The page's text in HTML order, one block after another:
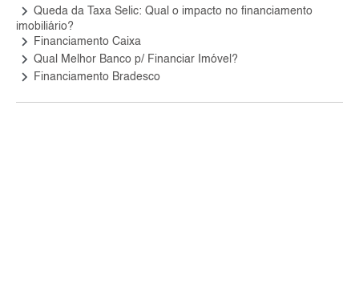
keyboard_arrow_right Queda da Taxa Selic: Qual o impacto no financiamento
imobiliário?
keyboard_arrow_right Financiamento Caixa
keyboard_arrow_right Qual Melhor Banco p/ Financiar Imóvel?
keyboard_arrow_right Financiamento Bradesco